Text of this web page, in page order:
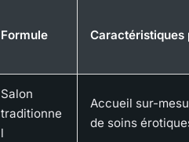
Formule Caractéristiques
Salon
traditionne
l
Accueil sur-
de soins